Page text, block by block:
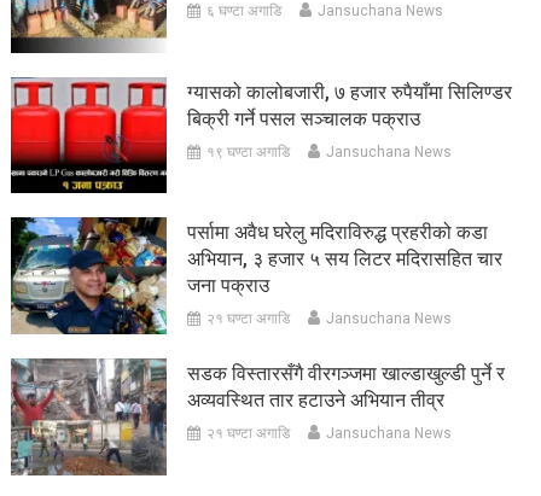
६ घण्टा अगाडि Jansuchana News
ग्यासको कालोबजारी, ७ हजार रुपैयाँमा सिलिण्डर
बिक्री गर्ने पसल सञ्चालक पक्राउ
१९ घण्टा अगाडि Jansuchana News
पर्सामा अवैध घरेलु मदिराविरुद्ध प्रहरीको कडा
अभियान, ३ हजार ५ सय लिटर मदिरासहित चार
जना पक्राउ
२१ घण्टा अगाडि Jansuchana News
सडक विस्तारसँगै वीरगञ्जमा खाल्डाखुल्डी पुर्ने र
अव्यवस्थित तार हटाउने अभियान तीव्र
२१ घण्टा अगाडि Jansuchana News